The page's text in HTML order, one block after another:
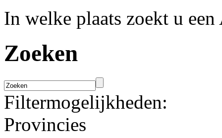
In welke plaats zoekt u
Zoeken
Filtermogelijkheden:
Provincies